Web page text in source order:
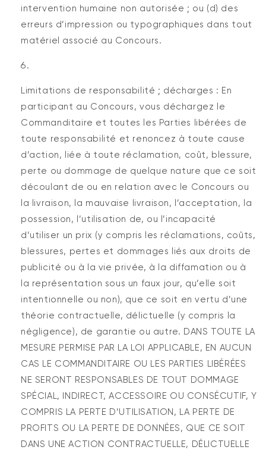
intervention humaine non autorisée ; ou (d) des
erreurs d’impression ou typographiques dans tout
matériel associé au Concours.
Limitations de responsabilité ; décharges : En
participant au Concours, vous déchargez le
Commanditaire et toutes les Parties libérées de
toute responsabilité et renoncez à toute cause
d’action, liée à toute réclamation, coût, blessure,
perte ou dommage de quelque nature que ce soit
découlant de ou en relation avec le Concours ou
la livraison, la mauvaise livraison, l’acceptation, la
possession, l’utilisation de, ou l’incapacité
d’utiliser un prix (y compris les réclamations, coûts,
blessures, pertes et dommages liés aux droits de
publicité ou à la vie privée, à la diffamation ou à
la représentation sous un faux jour, qu’elle soit
intentionnelle ou non), que ce soit en vertu d’une
théorie contractuelle, délictuelle (y compris la
négligence), de garantie ou autre. DANS TOUTE LA
MESURE PERMISE PAR LA LOI APPLICABLE, EN AUCUN
CAS LE COMMANDITAIRE OU LES PARTIES LIBÉRÉES
NE SERONT RESPONSABLES DE TOUT DOMMAGE
SPÉCIAL, INDIRECT, ACCESSOIRE OU CONSÉCUTIF, Y
COMPRIS LA PERTE D’UTILISATION, LA PERTE DE
PROFITS OU LA PERTE DE DONNÉES, QUE CE SOIT
DANS UNE ACTION CONTRACTUELLE, DÉLICTUELLE